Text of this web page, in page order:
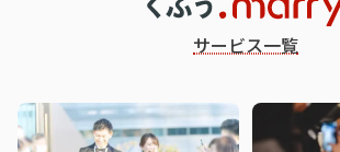
サービス一覧